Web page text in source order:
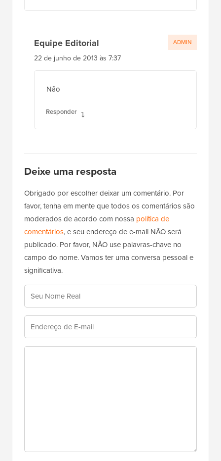
Equipe Editorial
22 de junho de 2013 às 7:37
Não
Responder
ADMIN
Deixe uma resposta
Obrigado por escolher deixar um comentário. Por
favor, tenha em mente que todos os comentários são
moderados de acordo com nossa política de
comentários, e seu endereço de e-mail NÃO será
publicado. Por favor, NÃO use palavras-chave no
campo do nome. Vamos ter uma conversa pessoal e
significativa.